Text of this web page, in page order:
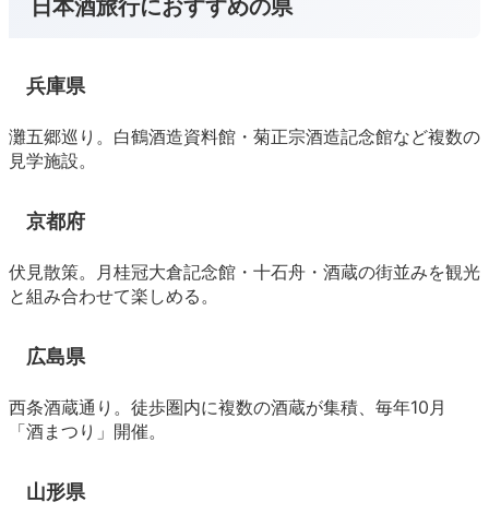
日本酒旅行におすすめの県
兵庫県
灘五郷巡り。白鶴酒造資料館・菊正宗酒造記念館など複数の
見学施設。
京都府
伏見散策。月桂冠大倉記念館・十石舟・酒蔵の街並みを観光
と組み合わせて楽しめる。
広島県
西条酒蔵通り。徒歩圏内に複数の酒蔵が集積、毎年10月
「酒まつり」開催。
山形県